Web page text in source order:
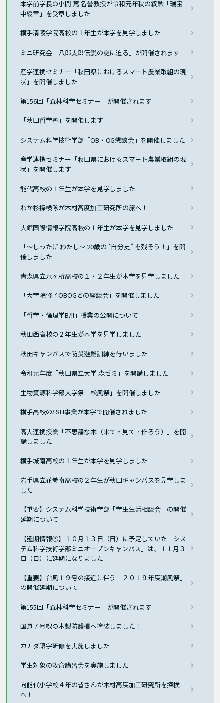
本学前学長の小間 篤 名誉教授が令和元年秋の叙勲「瑞宝
中綬章」を受章しました
横手清陵学院高校の１年生が本学を見学しました
ミニ研究会「八郎太郎伝説の謎に迫る」が開催されます
産学連携セミナー「秋田県におけるスマート農業取組の現
状」を開催しました
第156回「森林科学セミナー」が開催されます
「秋田哲学塾」を開催します
システム科学技術学部「OB・OG懇談会」を開催しました
産学連携セミナー「秋田県におけるスマート農業取組の現
状」を開催します
能代高校の１年生が本学を見学しました
わか杉探検隊が木材高度加工研究所の旅へ！
大館国際情報学院高校の１年生が本学を見学しました
「～しったげ わたし～ 20歳の ”自分史” を残そう！」を開
催しました
青森県立六ヶ所高校の１・２年生が本学を見学しました
「大学院修了OBOGとの座談会」を開催しました
「哲学・倫理学B/II」授業の公開について
秋田西高校の２年生が本学を見学しました
秋田キャンパスで防災避難訓練を行いました
令和元年度「秋田県立大学 森ゼミ」を開講しました
生物資源科学部大学祭「松風祭」を開催しました
横手高校のSSH事業が本学で開催されました
高大連携授業「不思議な木（来て・見て・作ろう）」を開
講しました
横手城南高校の１年生が本学を見学しました
岩手県立花巻南高校の２年生が秋田キャンパスを見学しま
した
【重要】システム科学技術学部「学生生活相談会」の開催
延期について
【延期情報②】１０月１３日（日）に予定していた「シス
テム科学技術学部ミニオープンキャンパス」は、１１月３
日（日）に延期になりました
【重要】台風１９号の接近に伴う「２０１９年度潮風祭」
の開催延期について
第155回「森林科学セミナー」が開催されます
国道７号線の木製防護柵へ塗装しました！
カナダ語学研修を実施しました
学生対象の救命講習会を実施しました
向能代小学校４年の皆さんが木材高度加工研究所を探検
へ！